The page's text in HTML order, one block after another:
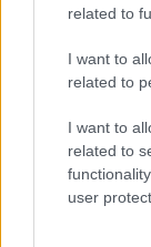
related to
I want to
related to
I want to
related to
user